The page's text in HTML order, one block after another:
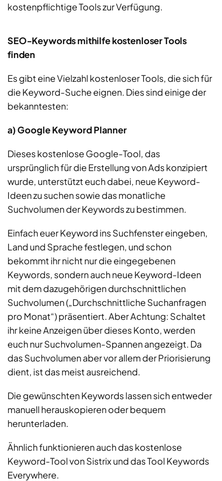
kostenpflichtige Tools zur Verfügung.
SEO-Keywords mithilfe kostenloser Tools
finden
Es gibt eine Vielzahl kostenloser Tools, die sich für
die Keyword-Suche eignen. Dies sind einige der
bekanntesten:
a) Google Keyword Planner
Dieses kostenlose Google-Tool, das
ursprünglich für die Erstellung von Ads konzipiert
wurde, unterstützt euch dabei, neue Keyword-
Ideen zu suchen sowie das monatliche
Suchvolumen der Keywords zu bestimmen.
Einfach euer Keyword ins Suchfenster eingeben,
Land und Sprache festlegen, und schon
bekommt ihr nicht nur die eingegebenen
Keywords, sondern auch neue Keyword-Ideen
mit dem dazugehörigen durchschnittlichen
Suchvolumen („Durchschnittliche Suchanfragen
pro Monat“) präsentiert. Aber Achtung: Schaltet
ihr keine Anzeigen über dieses Konto, werden
euch nur Suchvolumen-Spannen angezeigt. Da
das Suchvolumen aber vor allem der Priorisierung
dient, ist das meist ausreichend.
Die gewünschten Keywords lassen sich entweder
manuell herauskopieren oder bequem
herunterladen.
Ähnlich funktionieren auch das kostenlose
Keyword-Tool von Sistrix und das Tool Keywords
Everywhere.